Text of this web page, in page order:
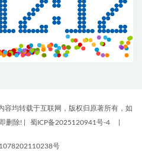
容均转载于互联网，版权归原著所有，如
删除!
蜀ICP备2025120941号-4
号